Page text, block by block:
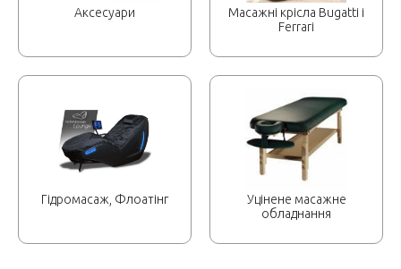
Аксесуари
Масажні крісла Bugatti і
Ferrari
Гідромасаж, Флоатінг
Уцінене масажне
обладнання